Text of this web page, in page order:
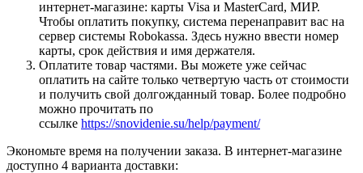
интернет-магазине: карты Visa и MasterCard, МИР.
Чтобы оплатить покупку, система перенаправит вас на
сервер системы Robokassa. Здесь нужно ввести номер
карты, срок действия и имя держателя.
Оплатите товар частями. Вы можете уже сейчас
оплатить на сайте только четвертую часть от стоимости
и получить свой долгожданный товар. Более подробно
можно прочитать по
ссылке https://snovidenie.su/help/payment/
Экономьте время на получении заказа. В интернет-магазине
доступно 4 варианта доставки: